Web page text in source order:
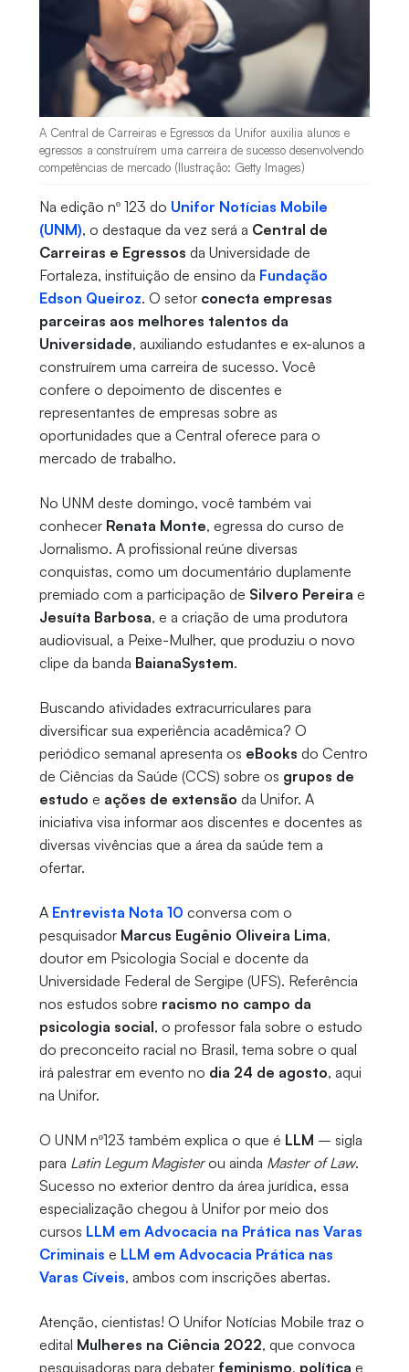
A Central de Carreiras e Egressos da Unifor auxilia alunos e
egressos a construírem uma carreira de sucesso desenvolvendo
competências de mercado (Ilustração: Getty Images)
Na edição nº 123 do Unifor Notícias Mobile
(UNM), o destaque da vez será a Central de
Carreiras e Egressos da Universidade de
Fortaleza, instituição de ensino da Fundação
Edson Queiroz. O setor conecta empresas
parceiras aos melhores talentos da
Universidade, auxiliando estudantes e ex-alunos a
construírem uma carreira de sucesso. Você
confere o depoimento de discentes e
representantes de empresas sobre as
oportunidades que a Central oferece para o
mercado de trabalho.
No UNM deste domingo, você também vai
conhecer Renata Monte, egressa do curso de
Jornalismo. A profissional reúne diversas
conquistas, como um documentário duplamente
premiado com a participação de Silvero Pereira e
Jesuíta Barbosa, e a criação de uma produtora
audiovisual, a Peixe-Mulher, que produziu o novo
clipe da banda BaianaSystem.
Buscando atividades extracurriculares para
diversificar sua experiência acadêmica? O
periódico semanal apresenta os eBooks do Centro
de Ciências da Saúde (CCS) sobre os grupos de
estudo e ações de extensão da Unifor. A
iniciativa visa informar aos discentes e docentes as
diversas vivências que a área da saúde tem a
ofertar.
A Entrevista Nota 10 conversa com o
pesquisador Marcus Eugênio Oliveira Lima,
doutor em Psicologia Social e docente da
Universidade Federal de Sergipe (UFS). Referência
nos estudos sobre racismo no campo da
psicologia social, o professor fala sobre o estudo
do preconceito racial no Brasil, tema sobre o qual
irá palestrar em evento no dia 24 de agosto, aqui
na Unifor.
O UNM nº123 também explica o que é LLM – sigla
para Latin Legum Magisterou ainda Master of Law.
Sucesso no exterior dentro da área jurídica, essa
especialização chegou à Unifor por meio dos
cursos LLM em Advocacia na Prática nas Varas
Criminais e LLM em Advocacia Prática nas
Varas Cíveis, ambos com inscrições abertas.
Atenção, cientistas! O Unifor Notícias Mobile traz o
edital Mulheres na Ciência 2022, que convoca
pesquisadoras para debater feminismo, política e